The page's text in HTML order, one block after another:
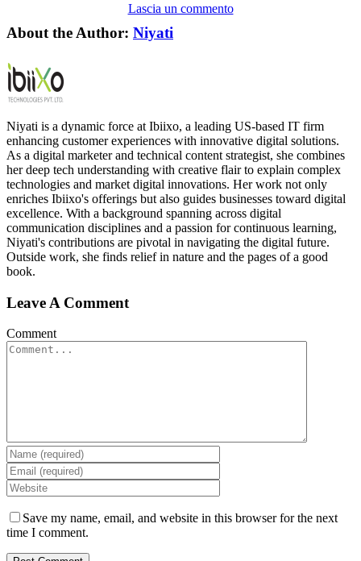
Lascia un commento
About the Author: Niyati
Niyati is a dynamic force at Ibiixo, a leading US-based IT firm
enhancing customer experiences with innovative digital solutions.
As a digital marketer and technical content strategist, she combines
her deep tech understanding with creative flair to explain complex
technologies and market digital innovations. Her work not only
enriches Ibiixo's offerings but also guides businesses toward digital
excellence. With a background spanning across digital
communication disciplines and a passion for continuous learning,
Niyati's contributions are pivotal in navigating the digital future.
Outside work, she finds relief in nature and the pages of a good
book.
Leave A Comment
Comment
Save my name, email, and website in this browser for the next
time I comment.